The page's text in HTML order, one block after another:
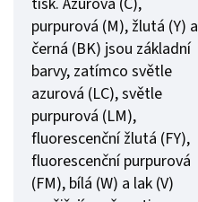
purpurová (M), žlutá (Y) a
černá (BK) jsou základní
barvy, zatímco světle
azurová (LC), světle
purpurová (LM),
fluorescenční žlutá (FY),
fluorescenční purpurová
(FM), bílá (W) a lak (V)